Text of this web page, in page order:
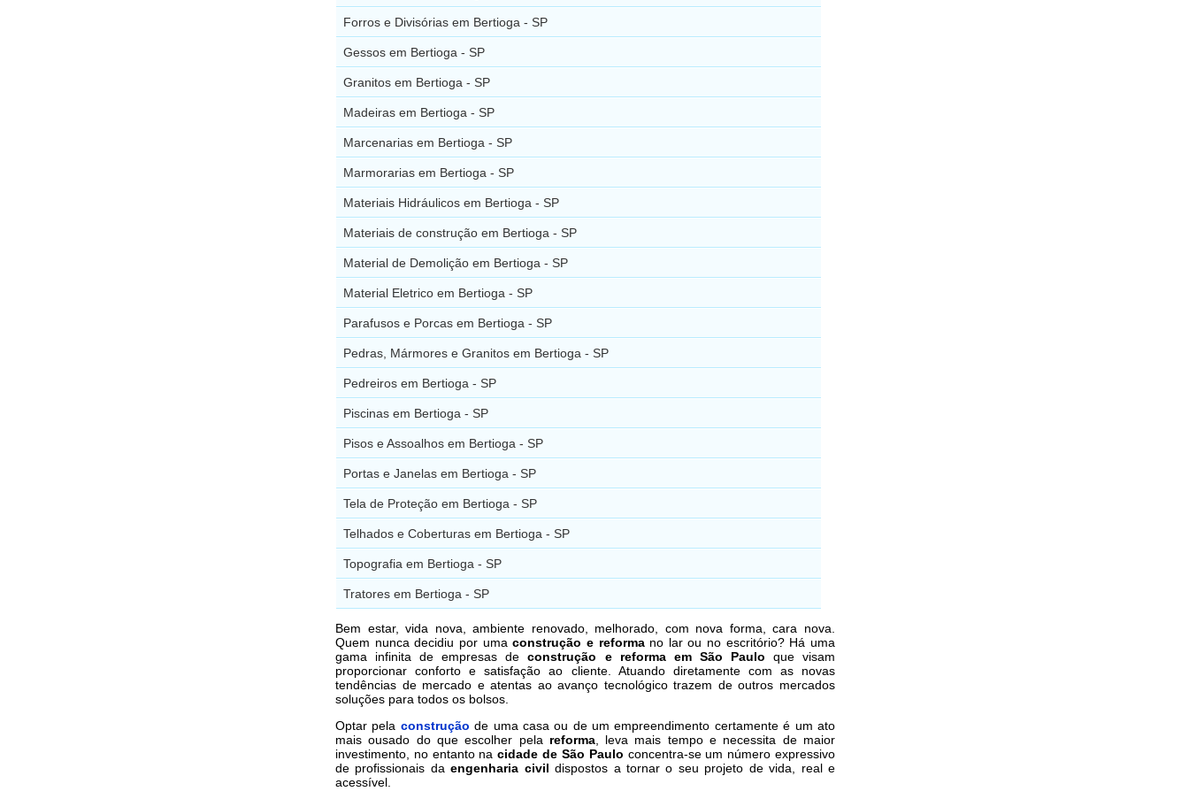
Forros e Divisórias em Bertioga - SP
Gessos em Bertioga - SP
Granitos em Bertioga - SP
Madeiras em Bertioga - SP
Marcenarias em Bertioga - SP
Marmorarias em Bertioga - SP
Materiais Hidráulicos em Bertioga - SP
Materiais de construção em Bertioga - SP
Material de Demolição em Bertioga - SP
Material Eletrico em Bertioga - SP
Parafusos e Porcas em Bertioga - SP
Pedras, Mármores e Granitos em Bertioga - SP
Pedreiros em Bertioga - SP
Piscinas em Bertioga - SP
Pisos e Assoalhos em Bertioga - SP
Portas e Janelas em Bertioga - SP
Tela de Proteção em Bertioga - SP
Telhados e Coberturas em Bertioga - SP
Topografia em Bertioga - SP
Tratores em Bertioga - SP
Bem estar, vida nova, ambiente renovado, melhorado, com nova forma, cara nova.
Quem nunca decidiu por umaconstrução e reformano lar ou no escritório? Há uma
gama infinita de empresas deconstrução e reforma em São Paulo que visam
proporcionar conforto e satisfação ao cliente. Atuando diretamente com as novas
tendências de mercado e atentas ao avanço tecnológico trazem de outros mercados
soluções para todos os bolsos.
Optar pela construção de uma casa ou de um empreendimento certamente é um ato
mais ousado do que escolher pela reforma, leva mais tempo e necessita de maior
investimento, no entanto nacidade de São Paulo concentra-se um número expressivo
de profissionais daengenharia civil dispostos a tornar o seu projeto de vida, real e
acessível.